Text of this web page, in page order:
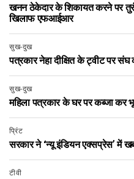
खनन ठेकेदार के शिकायत करने पर
खिलाफ एफआईआर
सुख-दुख
पत्रकार नेहा दीक्षित के ट्वीट पर
सुख-दुख
महिला पत्रकार के घर पर कब्जा कर
प्रिंट
सरकार ने ‘न्यू इंडियन एक्सप्रेस’ में
टीवी